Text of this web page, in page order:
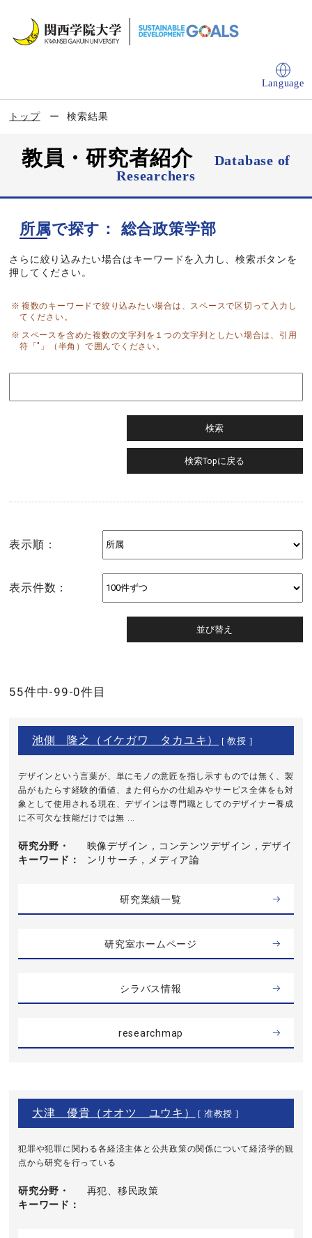
Language
トップ 検索結果
教員・研究者紹介
Database of
Researchers
所属で探す： 総合政策学部
さらに絞り込みたい場合はキーワードを入力し、検索ボタンを
押してください。
複数のキーワードで絞り込みたい場合は、スペースで区切って入力し
てください。
スペースを含めた複数の文字列を１つの文字列としたい場合は、引用
符「"」（半角）で囲んでください。
表示順：
表示件数：
55件中-99-0件目
池側 隆之（イケガワ タカユキ） [ 教授 ]
デザインという言葉が、単にモノの意匠を指し示すものでは無く、製
品がもたらす経験的価値、また何らかの仕組みやサービス全体をも対
象として使用される現在、デザインは専門職としてのデザイナー養成
に不可欠な技能だけでは無 ...
研究分野・
キーワード
映像デザイン，コンテンツデザイン，デザイ
ンリサーチ，メディア論
研究業績一覧
研究室ホームページ
シラバス情報
researchmap
大津 優貴（オオツ ユウキ） [ 准教授 ]
犯罪や犯罪に関わる各経済主体と公共政策の関係について経済学的観
点から研究を行っている
研究分野・
キーワード
再犯、移民政策